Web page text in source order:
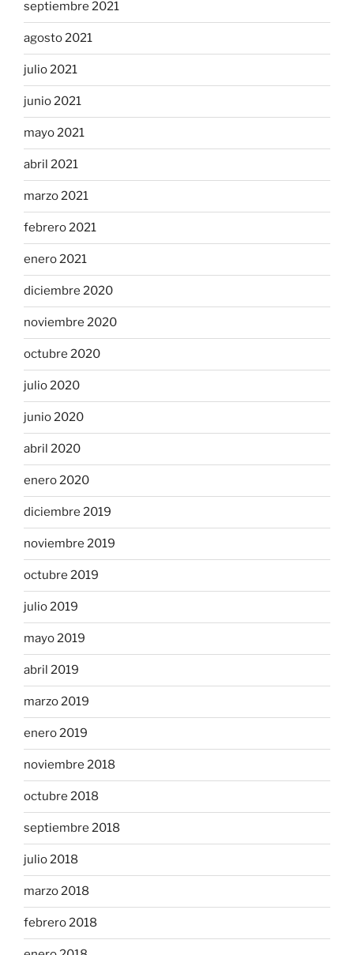
septiembre 2021
agosto 2021
julio 2021
junio 2021
mayo 2021
abril 2021
marzo 2021
febrero 2021
enero 2021
diciembre 2020
noviembre 2020
octubre 2020
julio 2020
junio 2020
abril 2020
enero 2020
diciembre 2019
noviembre 2019
octubre 2019
julio 2019
mayo 2019
abril 2019
marzo 2019
enero 2019
noviembre 2018
octubre 2018
septiembre 2018
julio 2018
marzo 2018
febrero 2018